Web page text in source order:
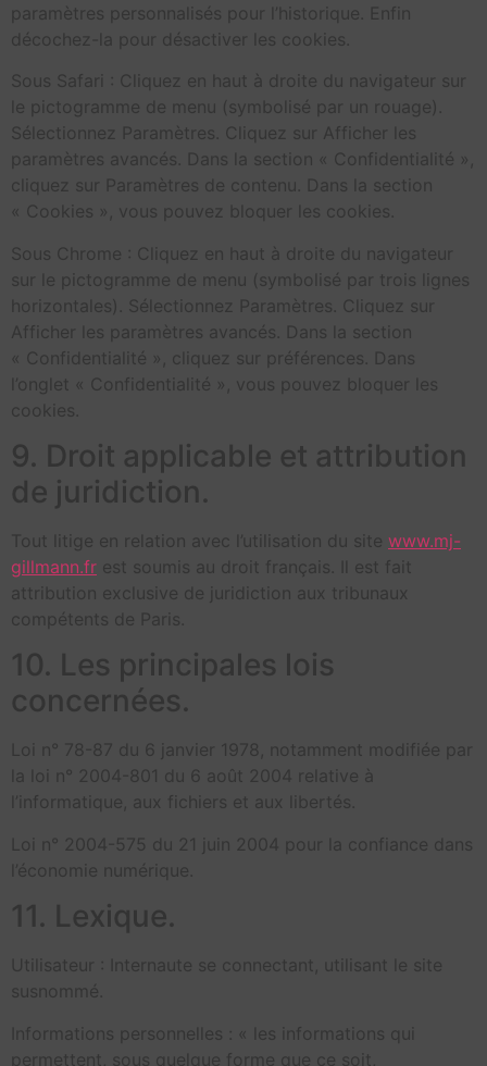
paramètres personnalisés pour l’historique. Enfin
décochez-la pour désactiver les cookies.
Sous Safari : Cliquez en haut à droite du navigateur sur
le pictogramme de menu (symbolisé par un rouage).
Sélectionnez Paramètres. Cliquez sur Afficher les
paramètres avancés. Dans la section « Confidentialité »,
cliquez sur Paramètres de contenu. Dans la section
« Cookies », vous pouvez bloquer les cookies.
Sous Chrome : Cliquez en haut à droite du navigateur
sur le pictogramme de menu (symbolisé par trois lignes
horizontales). Sélectionnez Paramètres. Cliquez sur
Afficher les paramètres avancés. Dans la section
« Confidentialité », cliquez sur préférences. Dans
l’onglet « Confidentialité », vous pouvez bloquer les
cookies.
9. Droit applicable et attribution
de juridiction.
Tout litige en relation avec l’utilisation du site www.mj-
gillmann.fr est soumis au droit français. Il est fait
attribution exclusive de juridiction aux tribunaux
compétents de Paris.
10. Les principales lois
concernées.
Loi n° 78-87 du 6 janvier 1978, notamment modifiée par
la loi n° 2004-801 du 6 août 2004 relative à
l’informatique, aux fichiers et aux libertés.
Loi n° 2004-575 du 21 juin 2004 pour la confiance dans
l’économie numérique.
11. Lexique.
Utilisateur : Internaute se connectant, utilisant le site
susnommé.
Informations personnelles : « les informations qui
permettent, sous quelque forme que ce soit,